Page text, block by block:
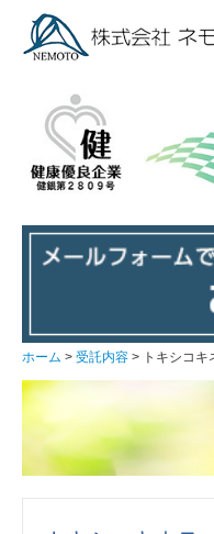
受託内容
各種化合物の合成お
創薬薬物動態試験
トキシコキネティク
臨床薬物動態試験
トリチウム標識化合
提案
委受託の手順
ホーム 受託内容 トキシコ